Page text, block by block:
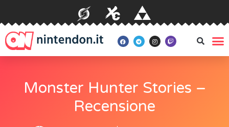
Monster Hunter Stories –
Recensione